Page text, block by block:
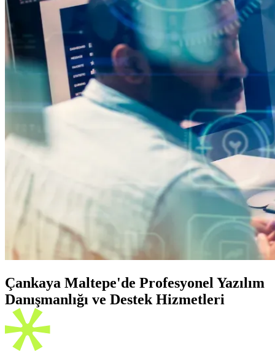
Çankaya Maltepe'de Profesyonel Yazılım
Danışmanlığı ve Destek Hizmetleri